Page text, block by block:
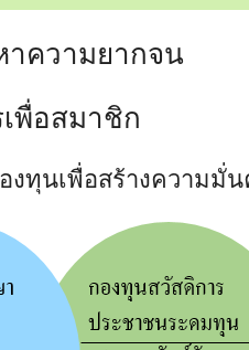
ความยากจน
พื่อสมาชิก
งทุนเพื่อสร้างความมั่